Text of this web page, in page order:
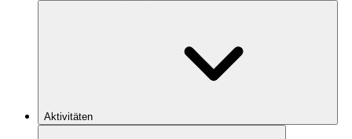
Aktivitäten